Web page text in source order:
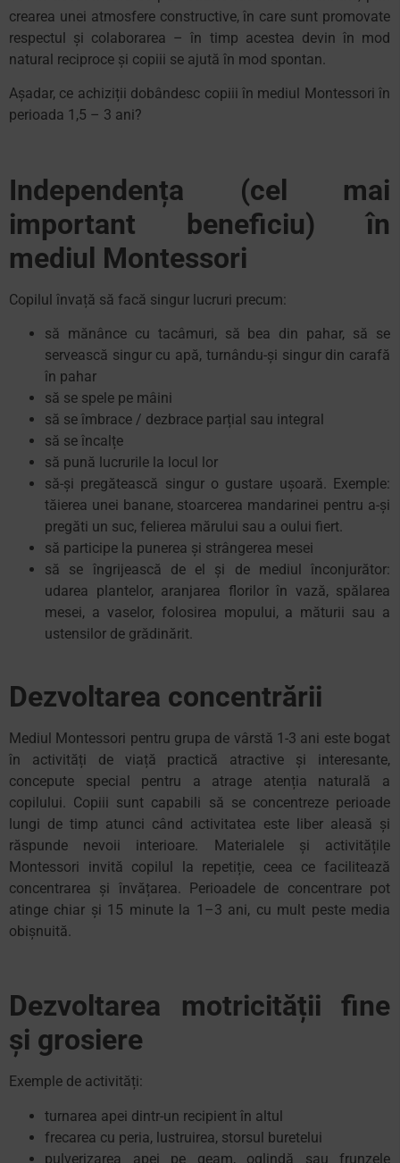
crearea unei atmosfere constructive, în care sunt promovate
respectul și colaborarea – în timp acestea devin în mod
natural reciproce și copiii se ajută în mod spontan.
Așadar, ce achiziții dobândesc copiii în mediul Montessori în
perioada 1,5 – 3 ani?
Independența (cel mai
important beneficiu) în
mediul Montessori
Copilul învață să facă singur lucruri precum:
să mănânce cu tacâmuri, să bea din pahar, să se
servească singur cu apă, turnându-și singur din carafă
în pahar
să se spele pe mâini
să se îmbrace / dezbrace parțial sau integral
să se încalțe
să pună lucrurile la locul lor
să-și pregătească singur o gustare ușoară. Exemple:
tăierea unei banane, stoarcerea mandarinei pentru a-și
pregăti un suc, felierea mărului sau a oului fiert.
să participe la punerea și strângerea mesei
să se îngrijească de el și de mediul înconjurător:
udarea plantelor, aranjarea florilor în vază, spălarea
mesei, a vaselor, folosirea mopului, a măturii sau a
ustensilor de grădinărit.
Dezvoltarea concentrării
Mediul Montessori pentru grupa de vârstă 1-3 ani este bogat
în activități de viață practică atractive și interesante,
concepute special pentru a atrage atenția naturală a
copilului. Copiii sunt capabili să se concentreze perioade
lungi de timp atunci când activitatea este liber aleasă și
răspunde nevoii interioare. Materialele și activitățile
Montessori invită copilul la repetiție, ceea ce facilitează
concentrarea și învățarea. Perioadele de concentrare pot
atinge chiar și 15 minute la 1–3 ani, cu mult peste media
obișnuită.
Dezvoltarea motricității fine
și grosiere
Exemple de activități:
turnarea apei dintr-un recipient în altul
frecarea cu peria, lustruirea, storsul buretelui
pulverizarea apei pe geam, oglindă sau frunzele